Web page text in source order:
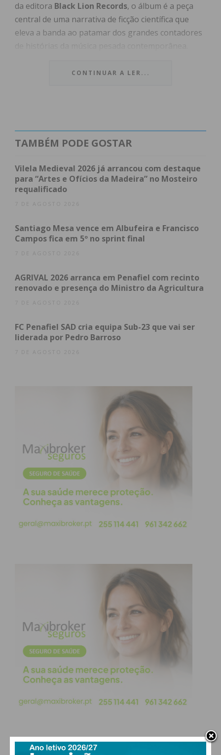
da editora Black Lion Records, o álbum é a peça
central de uma narrativa de ficção científica que
eleva a banda ao patamar dos grandes contadores
Ficha Técnica: Ergo Atlas
Subscreva a newsletter do Imediato
“Firewall”: O portal para
uma nova geometria
sonora
Com o single “Firewall”a servir de porta de
entrada, o álbum apresenta uma tracklist de nove
Geometryaté ao desfecho épico em Re: genesis. A
sonoridade, que funde riffs técnicos e ritmos
complexos com melodias delicadas, reflete a
fundação em 2008, procura a “Apoteose” (elevação
ao estatuto divino) que dá nome ao projeto.
Miguel Andrade
Albano von Hammer(Bateria),
Gold Monkey(Guitarra) e Daniel Rocha(Baixo) —
mantém o rigor que os caracteriza desde o EP
Quest to Remain(2010) e o aclamado
(2019). Para os Apotheus, este lançamento é mais
do que música; é uma experiência emocional
espetáculo”
, afirmam.
“Já ouviu o nosso álbum
‘Ergo Atlas’? Disponível
fisicamente e em todas as
plataformas de streaming.”
— é este o convite para
atravessar a barreira digital e
mergulhar no universo da
banda.
CONTINUAR A LER...
TAMBÉM PODE GOSTAR
Vilela Medieval 2026 já arrancou com destaque
para “Artes e Ofícios da Madeira” no Mosteiro
requalificado
7 DE AGOSTO 2026
Santiago Mesa vence em Albufeira e Francisco
Campos fica em 5º no sprint final
7 DE AGOSTO 2026
AGRIVAL 2026 arranca em Penafiel com recinto
renovado e presença do Ministro da Agricultura
7 DE AGOSTO 2026
FC Penafiel SAD cria equipa Sub-23 que vai ser
liderada por Pedro Barroso
7 DE AGOSTO 2026
PAÇOS DE FERREIRA